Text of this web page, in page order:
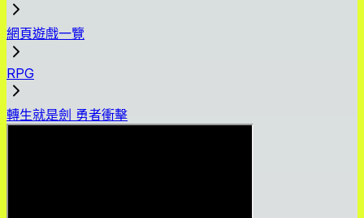
網頁遊戲一覽
RPG
轉生就是劍 勇者衝擊